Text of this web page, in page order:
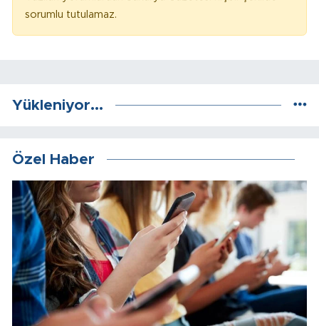
sorumlu tutulamaz.
Yükleniyor...
Özel Haber